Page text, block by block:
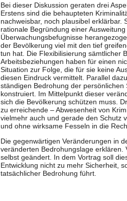
Bei dieser Diskussion geraten drei
Erstens sind die behaupteten
nachweisbar, noch plausibel erklärbar.
rationale Begründung einer
Überwachungsbefugnisse
der Bevölkerung viel mit den tief
tun hat. Die Flexibilisierung sämtlicher
Arbeitsbeziehungen haben für einen
Situation zur Folge, die für sie keine
diesen Eindruck vermittelt. Parallel
ständigen Bedrohung der
konstruiert. Im Mittelpunkt dieser
sich die Bevölkerung schützen muss.
zu erreichende – Abwesenheit von
vielmehr auch und gerade den Schutz
und ohne wirksame Fesseln in die
Die gegenwärtigen Veränderungen in
veränderten Bedrohungslage erklären.
selbst geändert. In dem Vortrag soll
Entwicklung nicht zu mehr Sicherheit,
tatsächlicher Bedrohung führt.